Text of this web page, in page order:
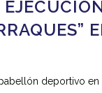
deportivo